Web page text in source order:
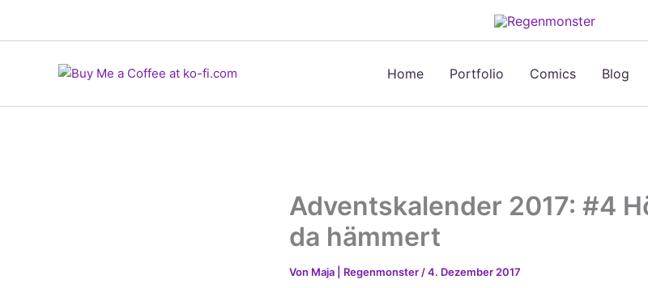
Home
Portfolio Comics Blog
Adventskalender 2017: #4
da hämmert
Von Maja | Regenmonster /4. Dezember 2017